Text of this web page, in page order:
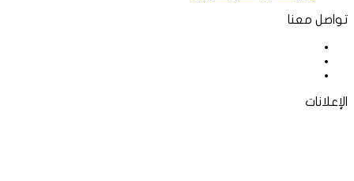
تواصل معنا
الإعلانات